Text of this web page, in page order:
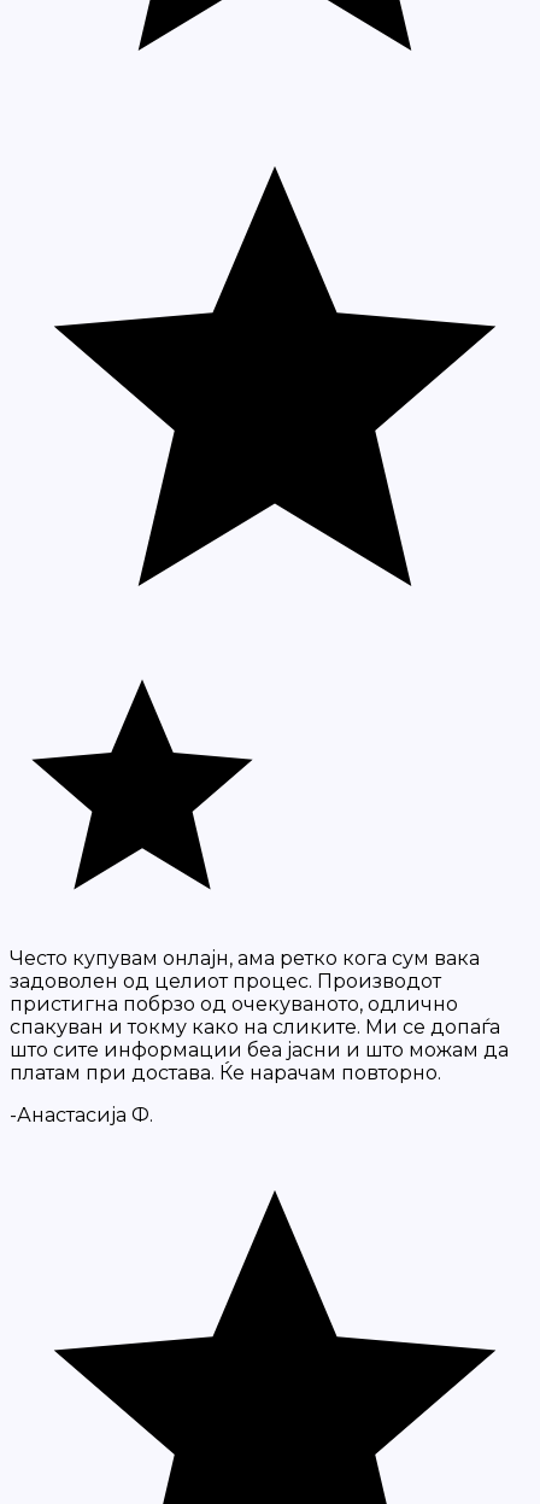
Често купувам онлајн, ама ретко кога сум вака
задоволен од целиот процес. Производот
пристигна побрзо од очекуваното, одлично
спакуван и токму како на сликите. Ми се допаѓа
што сите информации беа јасни и што можам да
платам при достава. Ќе нарачам повторно.
-Анастасија Ф.